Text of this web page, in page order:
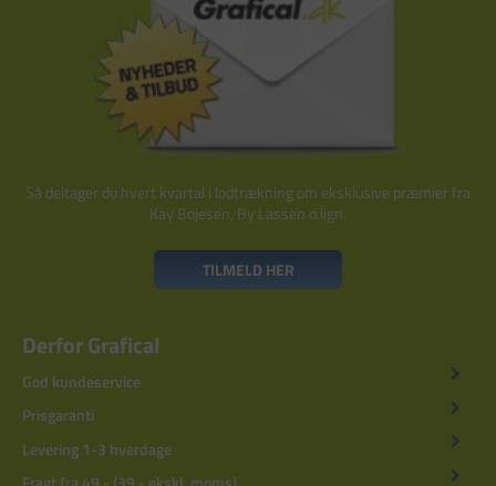
Så deltager du hvert kvartal i lodtrækning om eksklusive præmier fra
Kay Bojesen, By Lassen o.lign.
TILMELD HER
Derfor Grafical
God kundeservice
Prisgaranti
Levering 1-3 hverdage